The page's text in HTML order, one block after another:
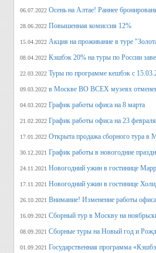
06.07.2022 Осень на Алтае! Раннее
28.06.2022 Повышенная комиссия 12%
15.04.2022 Акция на проживание в туре
08.04.2022 Кэшбэк 20% на туры по России
22.03.2022 Туры по программе кешбэк с
09.03.2022 в Москве ВО ВСЕХ музеях
04.03.2022 График работы офиса на 8 марта
21.02.2022 График работы офиса на 23 февраля
17.01.2022 Открыта продажа сборного тура в
30.12.2021 График работы в новогодние
24.11.2021 Новогодний ужин в гостинице
17.11.2021 Новогодний ужин в гостинице
26.10.2021 Внимание! Изменение работы
16.09.2021 Сборный тур в Москву на
08.09.2021 Сборные туры на Новый год и
01.09.2021 Государственная программа